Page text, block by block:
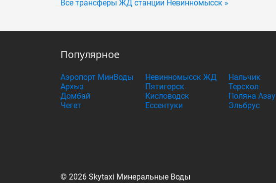
Все трансферы ЖД станции Невинномысск »
Популярное
Аэропорт МинВоды
Архыз
Домбай
Чегет
Невинномысск ЖД
Пятигорск
Кисловодск
Ессентуки
Нальчик
Терскол
Поляна Азау
Эльбрус
© 2026 Skytaxi Минеральные Воды